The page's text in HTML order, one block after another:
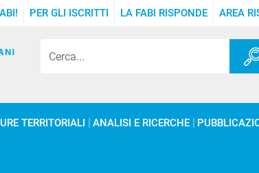
PER GLI ISCRITTI LA FABI RISPONDE AREA
TERRITORIALI ANALISI E RICERCHE